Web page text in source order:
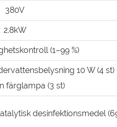
380V
2.8kW
(1–99 %)
10 W (4 st)
färglampa (3 st)
desinfektionsmedel